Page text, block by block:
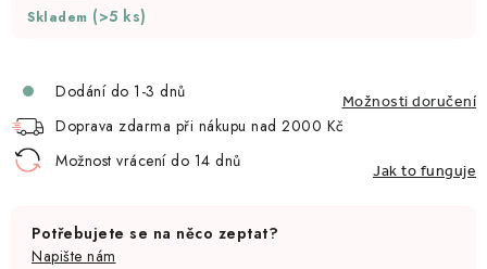
Skladem (>5 ks)
Dodání do 1-3 dnů Možnosti doručení
Doprava zdarma při nákupu nad 2000 Kč
Možnost vrácení do 14 dnů
Jak to funguje
Potřebujete se na něco zeptat?
Napište nám